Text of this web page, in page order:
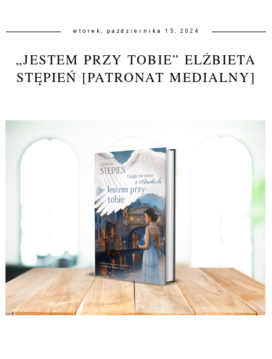
wtorek, października 15, 2024
„JESTEM PRZY TOBIE” ELŻBIETA
STĘPIEŃ [PATRONAT MEDIALNY]